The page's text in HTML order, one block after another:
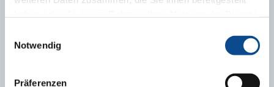
Notwendig
Präferenzen